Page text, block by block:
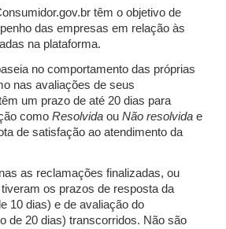
têm o objetivo de
das empresas em relação às
na plataforma.
no comportamento das próprias
nas avaliações de seus
um prazo de até 20 dias para
como Resolvida ou Não resolvida e
de satisfação ao atendimento da
as reclamações finalizadas, ou
os prazos de resposta da
10 dias) e de avaliação do
de 20 dias) transcorridos. Não são